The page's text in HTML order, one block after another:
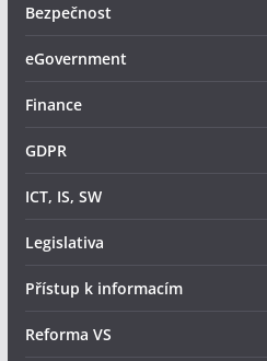
Bezpečnost
eGovernment
Finance
GDPR
ICT, IS, SW
Legislativa
Přístup k informacím
Reforma VS